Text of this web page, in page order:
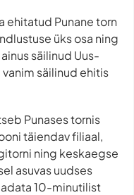
ehitatud Punane torn
üks osa ning
säilinud Uus-
vanim säilinud ehitis
Punases tornis
täiendav filiaal,
ning keskaegse
asuvas uudses
10-minutilist